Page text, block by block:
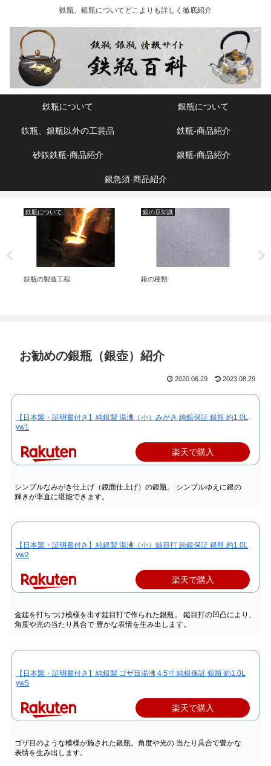
鉄瓶、銀瓶についてどこよりも詳しく徹底紹介
鉄瓶について 銀瓶について
鉄瓶、銀瓶以外の工芸品 鉄瓶‐商品紹介
砂鉄鉄瓶‐商品紹介 銀瓶‐商品紹介
銀急須‐商品紹介
鉄瓶について
鉄瓶の製造工程
銀の豆知識
銀の種類
お勧めの銀瓶（銀壺）紹介
2020.06.29 2023.08.29
【日本製・証明書付き】純銀製 湯沸（小）みがき 純銀保証 銀瓶 約1.0L
yw1
楽天で購入
シンプルなみがき仕上げ（鏡面仕上げ）の銀瓶。 シンプルゆえに銀の
輝きが率直に堪能できます。
【日本製・証明書付き】純銀製 湯沸（小）鎚目打 純銀保証 銀瓶 約1.0L
yw2
楽天で購入
金鎚を打ちつけ模様を出す鎚目打で作られた銀瓶。 鎚目打の凹凸により、
角度や光の当たり具合で 豊かな表情を生み出します。
【日本製・証明書付き】純銀製 ゴザ目湯沸 4.5寸 純銀保証 銀瓶 約1.0L
yw5
楽天で購入
ゴザ目のような模様が施された銀瓶。角度や光の 当たり具合で豊かな
表情を生み出します。